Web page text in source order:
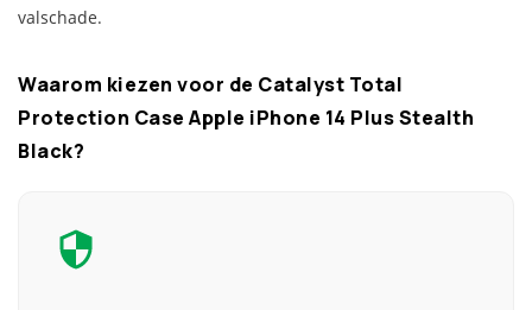
valschade.
Waarom kiezen voor de Catalyst Total
Protection Case Apple iPhone 14 Plus Stealth
Black?